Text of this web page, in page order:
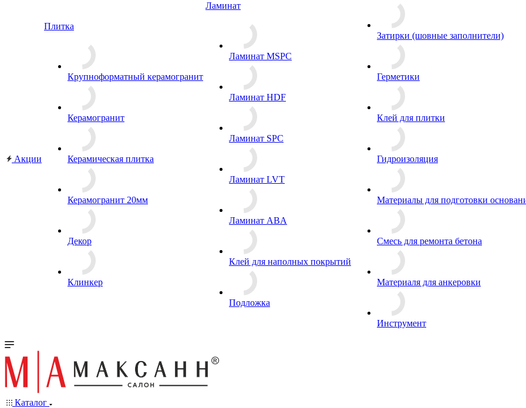
Акции
Плитка
Крупноформатный керамогранит
Керамогранит
Керамическая плитка
Керамогранит 20мм
Декор
Клинкер
Ламинат
Ламинат MSPC
Ламинат HDF
Ламинат SPC
Ламинат LVT
Ламинат ABA
Клей для наполных покрытий
Подложка
Затирки (шовные заполнители)
Герметики
Клей для плитки
Гидроизоляция
Материалы для подготовки
Смесь для ремонта бетона
Материаля для анкеровки
Инструмент
Каталог